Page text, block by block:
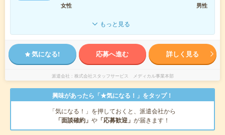
女性
男性
もっと見る
気になる! 応募へ進む 詳しく見る
派遣会社 株式会社スタッフサービス メディカル事業本部
興味があったら「★気になる！」をタップ！
「気になる！」を押しておくと、派遣会社から
「面談確約」 や 「応募歓迎」 が届きます！